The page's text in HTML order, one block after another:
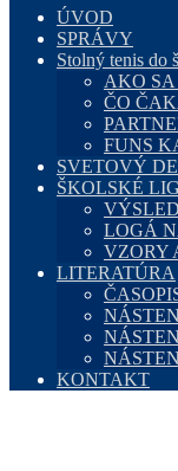
ÚVOD
SPRÁVY
Stolný tenis do
AKO
ČO
FUNS
SVETOVÝ
ŠKOLSKÉ
LOGÁ
VZORY
LITERATÚRA
KONTAKT